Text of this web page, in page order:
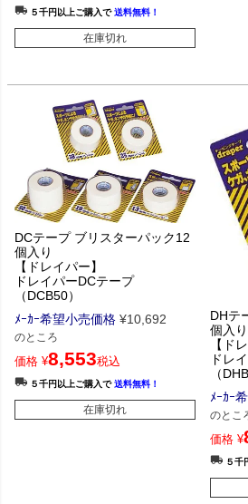
５千円以上ご購入で送料無料！
在庫切れ
DCテープ ブリスターパック12
個入り
【ドレイパー】
ドレイパーDCテープ
（DCB50）
ﾒｰｶｰ希望小売価格 ¥10,692
のところ
価格 ¥8,553税込
５千円以上ご購入で送料無料！
在庫切れ
DHテ
個入り
【ド
ドレ
（
ﾒｰｶｰ
のとこ
価格 ¥
５千